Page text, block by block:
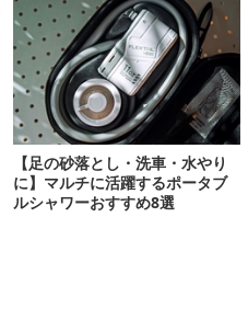
【足の砂落とし・洗車・水やり
に】マルチに活躍するポータブ
ルシャワーおすすめ8選